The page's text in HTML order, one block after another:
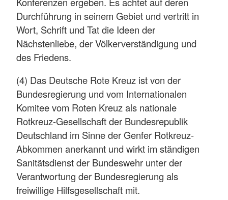
Durchführung in seinem Gebiet und vertritt in
Wort, Schrift und Tat die Ideen der
Nächstenliebe, der Völkerverständigung und
des Friedens.
(4) Das Deutsche Rote Kreuz ist von der
Bundesregierung und vom Internationalen
Komitee vom Roten Kreuz als nationale
Rotkreuz-Gesellschaft der Bundesrepublik
Deutschland im Sinne der Genfer Rotkreuz-
Abkommen anerkannt und wirkt im ständigen
Sanitätsdienst der Bundeswehr unter der
Verantwortung der Bundesregierung als
freiwillige Hilfsgesellschaft mit.